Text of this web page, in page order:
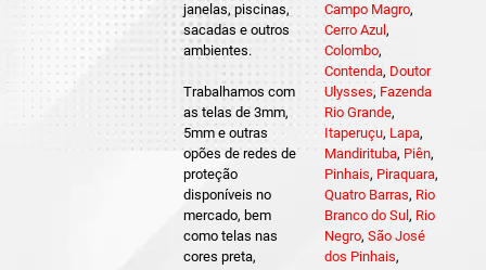
janelas, piscinas,
sacadas e outros
ambientes.
Trabalhamos com
as telas de 3mm,
5mm e outras
opões de redes de
proteção
disponíveis no
mercado, bem
como telas nas
cores preta,
Campo Magro,
Cerro Azul ,
Colombo,
Contenda, Doutor
Ulysses, Fazenda
Rio Grande,
Itaperuçu, Lapa,
Mandirituba, Piên,
Pinhais, Piraquara,
Quatro Barras, Rio
Branco do Sul , Rio
Negro, São José
dos Pinhais,